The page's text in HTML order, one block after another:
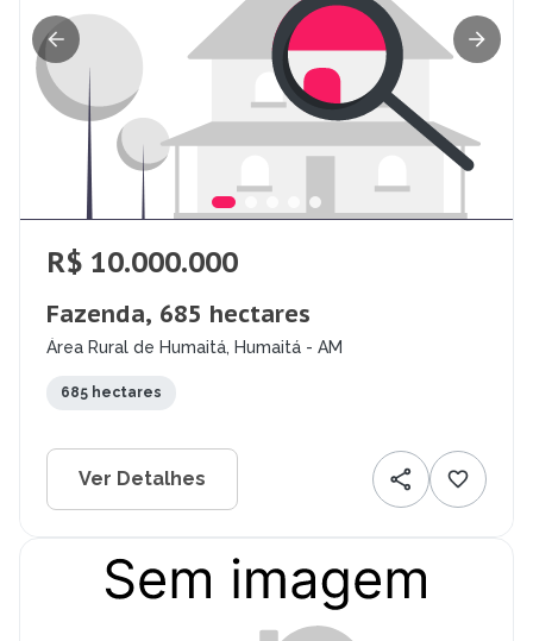
R$ 10.000.000
Fazenda, 685 hectares
Área Rural de Humaitá, Humaitá - AM
685 hectares
Ver Detalhes